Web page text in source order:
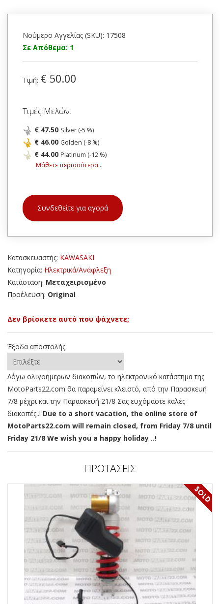
Νούμερο Αγγελίας (SKU): 17508
Σε Απόθεμα: 1
Τιμή: € 50.00
Τιμές Μελών:
€ 47.50 Silver (-5 %)
€ 46.00 Golden (-8 %)
€ 44.00 Platinum (-12 %)
Μάθετε περισσότερα...
Συνδεθείτε για αγορά
Κατασκευαστής: KAWASAKI
Κατηγορία: Ηλεκτρικά/Ανάφλεξη
Κατάσταση: Μεταχειρισμένο
Προέλευση: Original
Δεν βρίσκετε αυτό που ψάχνετε;
Έξοδα αποστολής:
Λόγω ολιγοήμερων διακοπών, το ηλεκτρονικό κατάστημα της
MotoParts22.com θα παραμείνει κλειστό, από την Παρασκευή
7/8 μέχρι και την Παρασκευή 21/8 Σας ευχόμαστε καλές
διακοπές..! Due to a short vacation, the online store of
MotoParts22.com will remain closed, from Friday 7/8 until
Friday 21/8 We wish you a happy holiday ..!
ΠΡΟΤΑΣΕΙΣ